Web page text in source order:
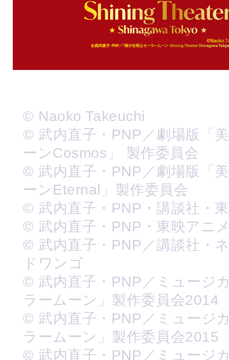
© Naoko Takeuchi
© 武内直子・PNP／劇場版「
ーンCosmos」 製作委員会
© 武内直子・PNP／劇場版「
ーンEternal」製作委員会
© 武内直子・PNP・講談社・
© 武内直子・PNP・東映アニ
© 武内直子・PNP／講談社・
ドワンゴ
© 武内直子・PNP／ミュージ
ラームーン」製作委員会2014
© 武内直子・PNP／ミュージ
ラームーン」製作委員会2015
© 武内直子・PNP／ミュージ